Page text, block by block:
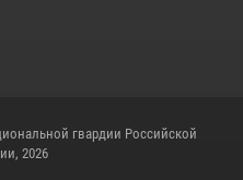
гвардии Российской
2026